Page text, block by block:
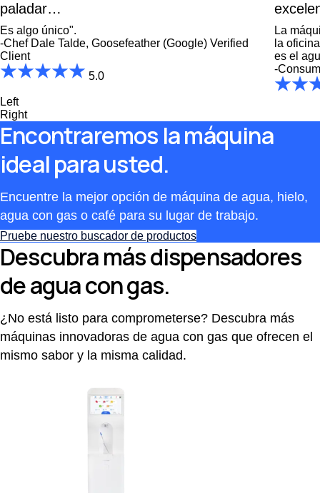
paladar…
Es algo único".
-Chef Dale Talde, Goosefeather (Google) Verified
Client
5.0
La
la
es el
-
Left
Right
Encontraremos la máquina
ideal para usted.
Encuentre la mejor opción de máquina de agua, hielo,
agua con gas o café para su lugar de trabajo.
Pruebe nuestro buscador de productos
Descubra más dispensadores
de agua con gas.
¿No está listo para comprometerse? Descubra más
máquinas innovadoras de agua con gas que ofrecen el
mismo sabor y la misma calidad.